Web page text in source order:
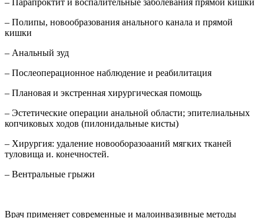
– Парапроктит и воспалительные заболевания прямой кишки
– Полипы, новообразования анального канала и прямой
кишки
– Анальный зуд
– Послеоперационное наблюдение и реабилитация
– Плановая и экстренная хирургическая помощь
– Эстетические операции анальной области; эпителиальных
копчиковых ходов (пилонидальные кисты)
– Хирургия: удаление новооборазоааний мягких тканей
туловища и. конечностей.
– Вентральные грыжи
Врач применяет современные и малоинвазивные методы